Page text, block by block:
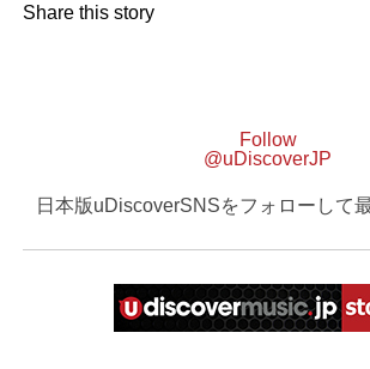
Share this story
Follow
@uDiscoverJP
日本版uDiscoverSNSをフォローして